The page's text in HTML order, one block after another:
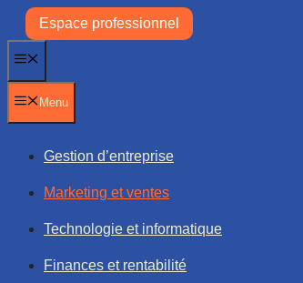
Aller
contenu
Espace professionnel
Menu
Gestion d’entreprise
Marketing et ventes
Technologie et informatique
Finances et rentabilité